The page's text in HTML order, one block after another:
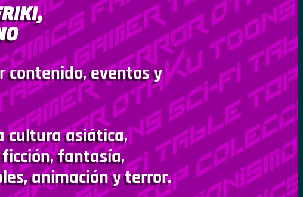
contenido, eventos y
cultura asiática,
fantasía,
animación y terror.